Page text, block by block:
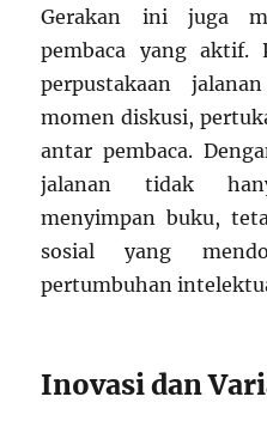
Gerakan ini juga
pembaca yang aktif.
perpustakaan
momen diskusi,
antar pembaca.
jalanan tidak
menyimpan buku,
sosial yang
pertumbuhan
Inovasi dan